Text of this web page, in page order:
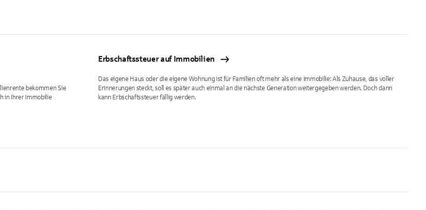
bekommen Sie
in Ihrer Immobilie
Erbschaftssteuer auf Immobilien
Das eigene Haus oder die eigene Wohnung ist für Familien oft mehr als eine Immobilie: Als Zuhause, das voller
Erinnerungen steckt, soll es später auch einmal an die nächste Generation weitergegeben werden. Doch dann
kann Erbschaftssteuer fällig werden.